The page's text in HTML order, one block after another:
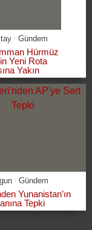
Gündem
Hürmüz
Yeni Rota
Yakın
Gündem
Yunanistan’ın
Tepki